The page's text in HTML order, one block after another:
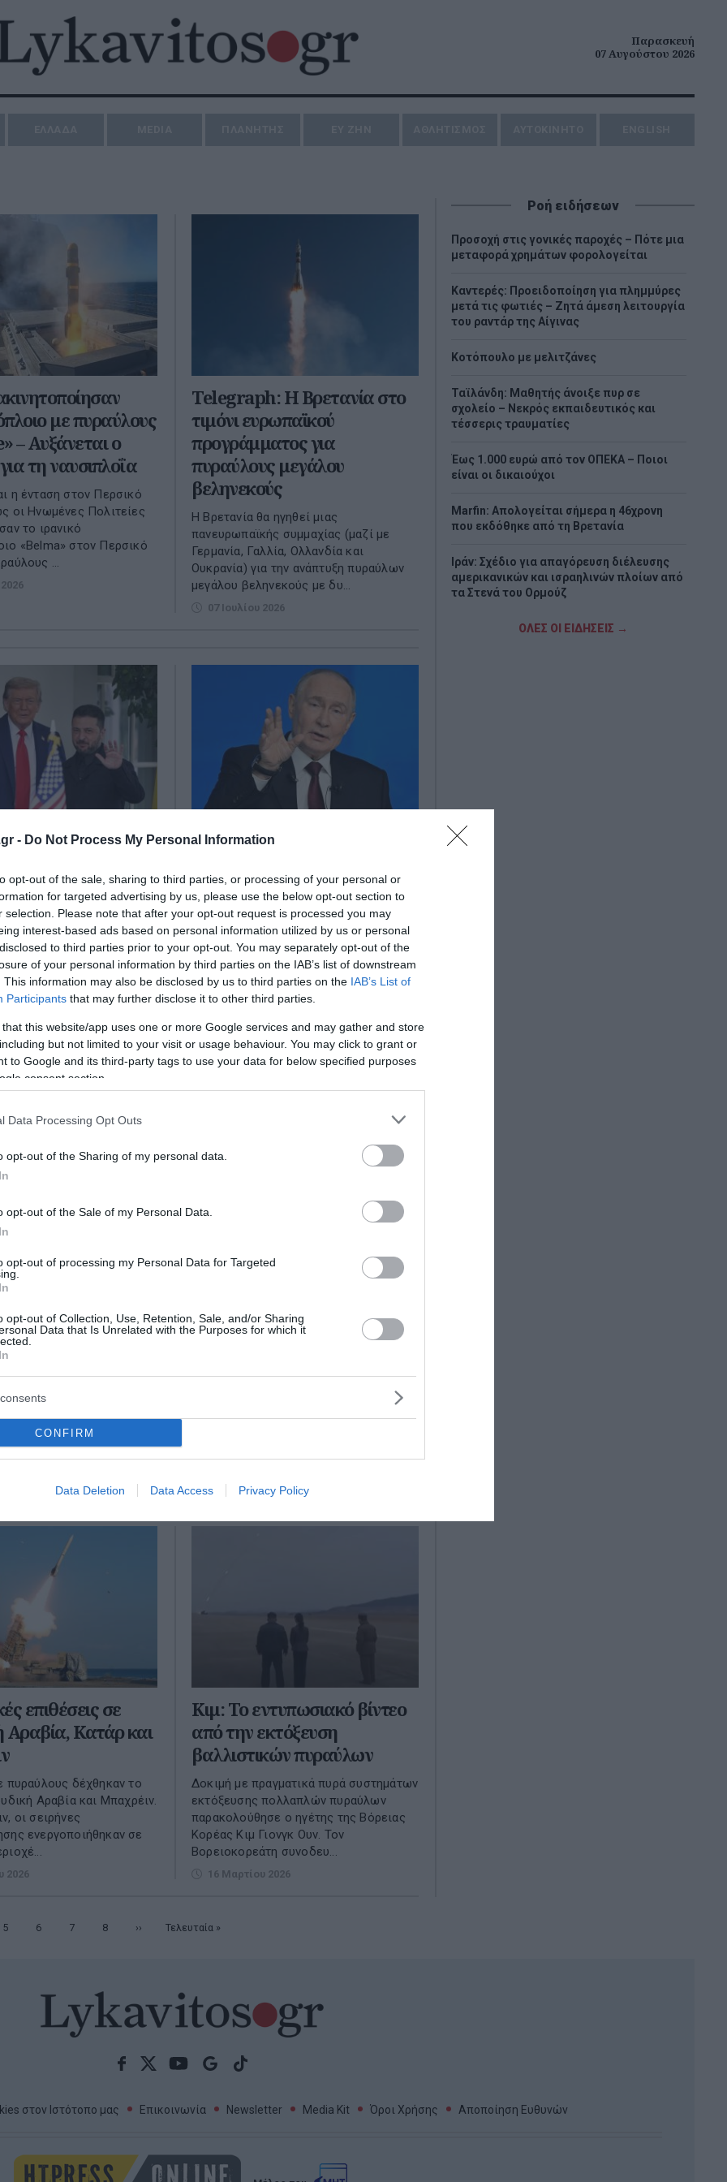
- Do Not Process My Personal Information
opt-out of the sale, sharing to third parties, or processing of your personal or
for targeted advertising by us, please use the below opt-out section to
selection. Please note that after your opt-out request is processed you may
interest-based ads based on personal information utilized by us or personal
to third parties prior to your opt-out. You may separately opt-out of the
of your personal information by third parties on the IAB’s list of downstream
This information may also be disclosed by us to third parties on the IAB’s List of
Participants that may further disclose it to other third parties.
that this website/app uses one or more Google services and may gather and store
but not limited to your visit or usage behaviour. You may click to grant or
to Google and its third-party tags to use your data for below specified purposes
consent section.
Data Processing Opt Outs
opt-out of the Sharing of my personal data.
opt-out of the Sale of my Personal Data.
opt-out of processing my Personal Data for Targeted
opt-out of Collection, Use, Retention, Sale, and/or Sharing
Data that Is Unrelated with the Purposes for which it
CONFIRM
Data Deletion Data Access Privacy Policy
Παρασκευή
07 Αυγούστου 2026
με πυραύλους
– Αυξάνεται ο
τη ναυσιπλοΐα
η ένταση στον Περσικό
οι Ηνωμένες Πολιτείες
το ιρανικό
«Belma» στον Περσικό
...
Telegraph: Η Βρετανία στο
τιμόνι ευρωπαϊκού
προγράμματος για
πυραύλους μεγάλου
βεληνεκούς
Η Βρετανία θα ηγηθεί μιας
πανευρωπαϊκής συμμαχίας (μαζί με
Γερμανία, Γαλλία, Ολλανδία και
Ουκρανία) για την ανάπτυξη πυραύλων
μεγάλου βεληνεκούς με δυ...
07 Ιουλίου 2026
Ζελένσκι σε Τραμπ
πυραύλων
προς τον Πρόεδρο
Τραμπ, απέστειλε ο
Ουκρανίας, Βολοντίμιρ
Ουκρανός Πρόεδρος
Πούτιν: Θα αναπτύξουμε
πυραυλικά συστήματα που
κανείς δεν θα μπορεί να
αποκρούσει
Σε νέα αναφορά για τα πυραυλικά
συστήματα που μπορεί να αναπτύξει η
Ρωσία προχώρησε ο Βλαντίμιρ Πούτιν.
Ο Πρόεδρος της Ρωσίας δήλωσε ότι η
13 Μαΐου 2026
την
μόνο του ενός
πυραυλικού
του Ιράν
περίπου του ενός
του Ιράν μπορούν να
με βεβαιότητα οι
...
των ιρανικών πυραύλων –
Ξεπερνούν τα 4.000
Στο στόχαστρο ιρανικής πυραυλικής
Ωκεανό. Κανένας από τους πυρ...
21 Μαρτίου 2026
επιθέσεις σε
Αραβία, Κατάρ και
πυραύλους δέχθηκαν το
Αραβία και Μπαχρέιν.
οι σειρήνες
ενεργοποιήθηκαν σε
2026
Κιμ: Το εντυπωσιακό βίντεο
από την εκτόξευση
βαλλιστικών πυραύλων
Δοκιμή με πραγματικά πυρά συστημάτων
εκτόξευσης πολλαπλών πυραύλων
παρακολούθησε ο ηγέτης της Βόρειας
Κορέας Κιμ Γιονγκ Ουν. Τον
Βορειοκορεάτη συνοδευ...
16 Μαρτίου 2026
Σελίδα
5 Σελίδα
6 Σελίδα
7 Σελίδα
8 Επόμενη
›› Τελευταία
Τελευταία »
Ροή ειδήσεων
Προσοχή στις γονικές παροχές – Πότε μια
μεταφορά χρημάτων φορολογείται
Καντερές: Προειδοποίηση για πλημμύρες
μετά τις φωτιές – Ζητά άμεση λειτουργία
του ραντάρ της Αίγινας
Κοτόπουλο με μελιτζάνες
Ταϊλάνδη: Μαθητής άνοιξε πυρ σε
σχολείο – Νεκρός εκπαιδευτικός και
τέσσερις τραυματίες
Έως 1.000 ευρώ από τον ΟΠΕΚΑ – Ποιοι
είναι οι δικαιούχοι
Marfin: Απολογείται σήμερα η 46χρονη
που εκδόθηκε από τη Βρετανία
Ιράν: Σχέδιο για απαγόρευση διέλευσης
αμερικανικών και ισραηλινών πλοίων από
τα Στενά του Ορμούζ
Σαν σήμερα - 7 Αυγούστου
ΟΛΕΣ ΟΙ ΕΙΔΗΣΕΙΣ →
στον Ιστότοπο μας Επικοινωνία Newsletter Media Kit Όροι Χρήσης Αποποίηση Ευθυνών